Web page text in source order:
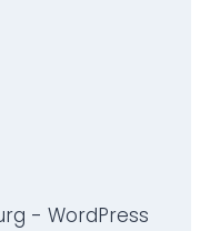
- WordPress